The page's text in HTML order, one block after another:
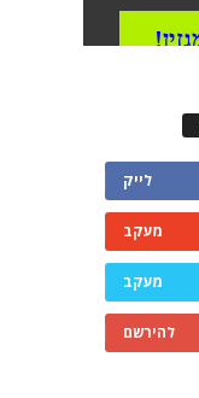
לייק
מעקב
מעקב
להירשם